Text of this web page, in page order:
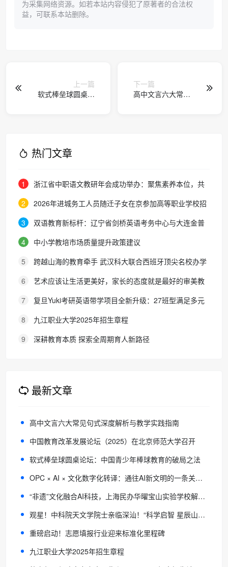
为采集网络资源。如若本站内容侵犯了原著者的合法权
益，可联系本站删除。
上一篇
软式棒垒球圆桌论
下一篇
高中文言六大常见
热门文章
1
浙江省中职语文教研年会成功举办：聚焦素养本位，共
探职教语文教学新路径
2
2026年进城务工人员随迁子女在京参加高等职业学校招
生考试报名通知
3
双语教育新标杆：辽宁省剑桥英语考务中心与大连金普
新区华美双语学校签约剑桥英语体系教学示范学校
4
中小学教培市场质量提升政策建议
5
跨越山海的教育牵手 武汉科大联合西班牙顶尖名校办学
院，首届新生入学
6
艺术应该让生活更美好，家长的态度就是最好的审美教
育！
7
复旦Yuki考研英语带学项目全新升级：27班型满足多元
需求，协议保障助力考研梦想
8
九江职业大学2025年招生章程
9
深耕教育本质 探索全周期育人新路径
最新文章
高中文言六大常见句式深度解析与教学实践指南
中国教育改革发展论坛（2025）在北京师范大学召开
软式棒垒球圆桌论坛：中国青少年棒球教育的破局之法
OPC × AI × 文化数字化转译：通往AI新文明的一条关键路径 ——苏州大学OPC创新实践的启示
“非遗”文化融合AI科技，上海民办华曜宝山实验学校解锁低年级学科评价新维度
观星！中科院天文学院士亲临深汕！“科学启智 星辰山海” 深圳青少年天文科技盛典重磅来袭！
重磅启动！志愿填报行业迎来标准化里程碑
九江职业大学2025年招生章程